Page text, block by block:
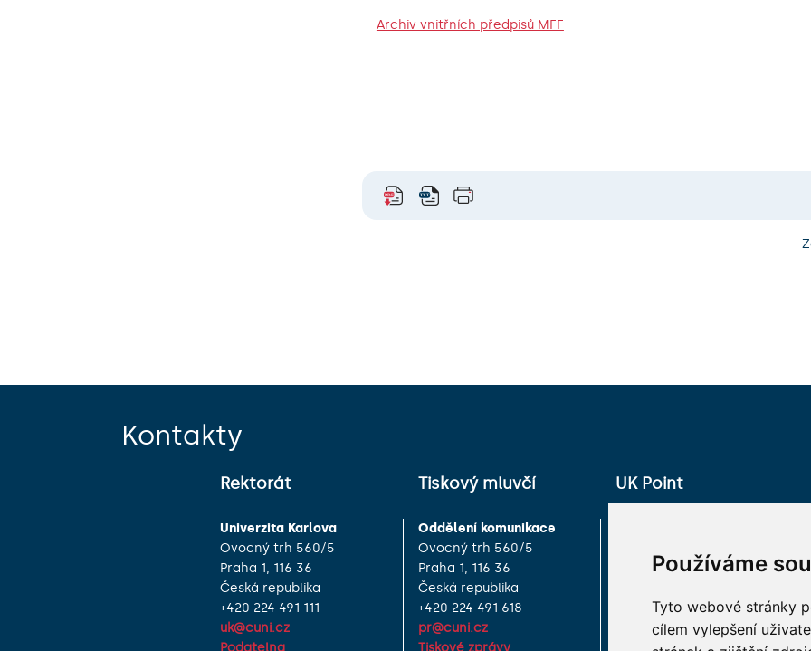
Používáme
Tyto webové stránky
cílem vylepšení
Archiv vnitřních předpisů MFF
Kontakty
Rektorát
Univerzita Karlova
Ovocný trh 560/5
Praha 1, 116 36
Česká republika
+420 224 491 111
uk@cuni.cz
Podatelna
Tiskový mluvčí
Oddělení komunikace
Ovocný trh 560/5
Praha 1, 116 36
Česká republika
+420 224 491 618
pr@cuni.cz
Tiskové zprávy
UK Point
Praha 1, 116 36
+420 224 491 850
info@cuni.cz
Provozní doba a kontakty